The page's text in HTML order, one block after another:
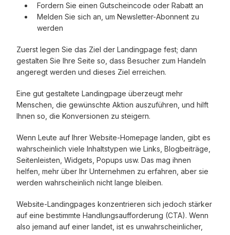
Fordern Sie einen Gutscheincode oder Rabatt an
Melden Sie sich an, um Newsletter-Abonnent zu
werden
Zuerst legen Sie das Ziel der Landingpage fest; dann
gestalten Sie Ihre Seite so, dass Besucher zum Handeln
angeregt werden und dieses Ziel erreichen.
Eine gut gestaltete Landingpage überzeugt mehr
Menschen, die gewünschte Aktion auszuführen, und hilft
Ihnen so, die Konversionen zu steigern.
Wenn Leute auf Ihrer Website-Homepage landen, gibt es
wahrscheinlich viele Inhaltstypen wie Links, Blogbeiträge,
Seitenleisten, Widgets, Popups usw. Das mag ihnen
helfen, mehr über Ihr Unternehmen zu erfahren, aber sie
werden wahrscheinlich nicht lange bleiben.
Website-Landingpages konzentrieren sich jedoch stärker
auf eine bestimmte Handlungsaufforderung (CTA). Wenn
also jemand auf einer landet, ist es unwahrscheinlicher,